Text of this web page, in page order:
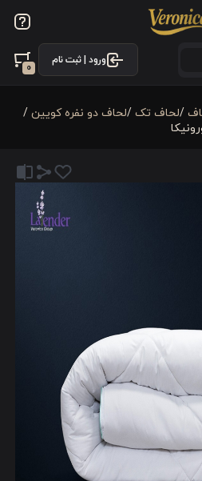
ورود | ثبت نام
0
/لحاف تک /لحاف دو نفره کویین /